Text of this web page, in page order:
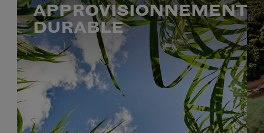
APPROVISIONNEMENT
DURABLE